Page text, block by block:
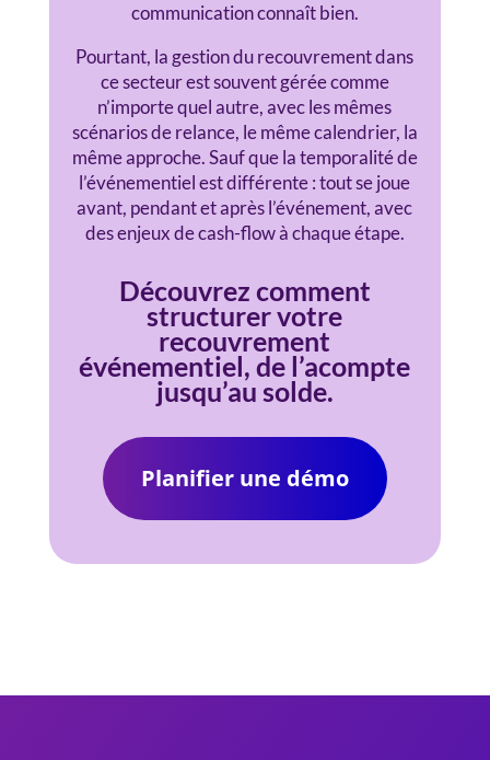
communication connaît bien.
Pourtant, la gestion du recouvrement dans
ce secteur est souvent gérée comme
n’importe quel autre, avec les mêmes
scénarios de relance, le même calendrier, la
même approche. Sauf que la temporalité de
l’événementiel est différente : tout se joue
avant, pendant et après l’événement, avec
des enjeux de cash-flow à chaque étape.
Découvrez comment
structurer votre
recouvrement
événementiel, de l’acompte
jusqu’au solde.
Planifier une démo